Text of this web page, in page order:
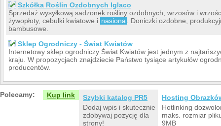
Szkółka Roślin Ozdobnych Iglaco
Sprzedaż wysyłkową sadzonek rośliny ozdobnych, wrzosów i
żywopłoty, cebulki kwiatowe i nasiona
. Doniczki ozdobne,
bambusowe.
Sklep Ogrodniczy - Świat Kwiatów
Internetowy sklep ogrodniczy Świat Kwiatów jest jednym z
kraju. W propozycjach znajdziecie Państwo tysiące artykułów
producentów.
Polecamy: Kup link
Szybki katalog PR5
Dodaj wpis i skutecznie
zdobywaj pozycję dla
strony!
Hosting
Hotlinking
maks. rozmiar
9MB